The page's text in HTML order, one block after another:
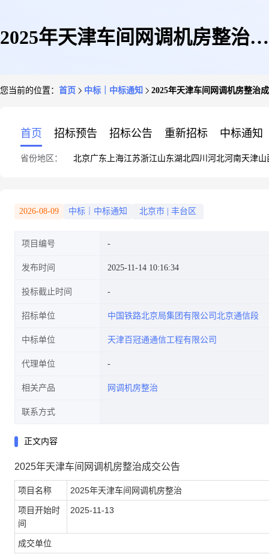
2025年天津车间网调机房整治成
您当前的位置： 首页 中标｜中标通知 2025年天津车间网调机房整治
首页 招标预告 招标公告 重新招标 中标通知
省份地区： 北京广东 上海江苏浙江山东湖北四川 河北河南天津山
2026-08-09 中标｜中标通知 北京市 丰台区
项目编号
发布时间 2025-11-14 10:16:34
投标截止时间
招标单位 中国铁路北京局集团有限公司北京通信段
中标单位 天津百冠通通信工程有限公司
代理单位
相关产品 网调机房整治
联系方式
正文内容
2025年天津车间网调机房整治成交公告
项目名称 2025年天津车间网调机房整治
项目开始时
间
2025-11-13
成交单位